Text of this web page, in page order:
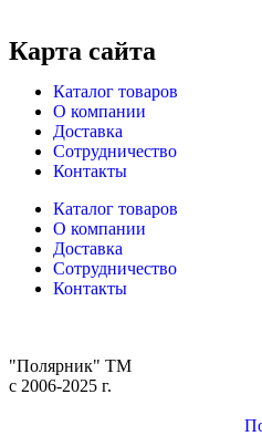
Карта сайта
Каталог товаров
О компании
Доставка
Сотрудничество
Контакты
Каталог товаров
О компании
Доставка
Сотрудничество
Контакты
"Полярник" TM
c 2006-2025 г.